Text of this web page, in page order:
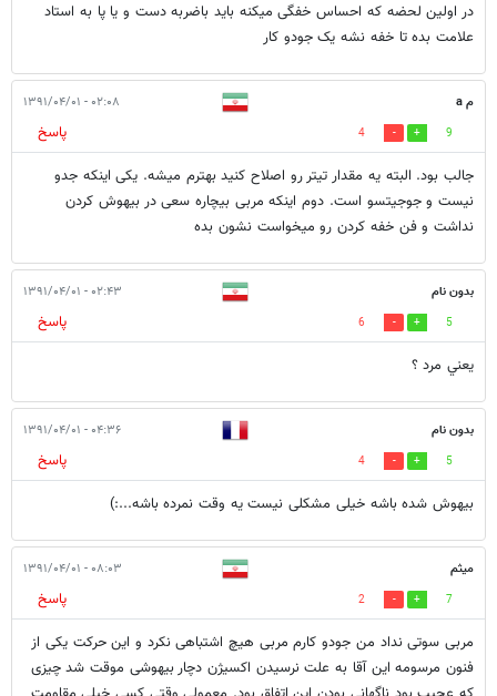
در اولین لحضه که احساس خفگی میکنه باید باضربه دست و یا پا به استاد
علامت بده تا خفه نشه یک جودو کار
م a ۰۲:۰۸ - ۱۳۹۱/۰۴/۰۱
9
4
پاسخ
جالب بود. البته یه مقدار تیتر رو اصلاح کنید بهترم میشه. یکی اینکه جدو
نیست و جوجیتسو است. دوم اینکه مربی بیچاره سعی در بیهوش کردن
نداشت و فن خفه کردن رو میخواست نشون بده
بدون نام ۰۲:۴۳ - ۱۳۹۱/۰۴/۰۱
5
6
پاسخ
يعني مرد ؟
بدون نام ۰۴:۳۶ - ۱۳۹۱/۰۴/۰۱
5
4
پاسخ
بیهوش شده باشه خیلی مشکلی نیست یه وقت نمرده باشه...:)
میثم ۰۸:۰۳ - ۱۳۹۱/۰۴/۰۱
7
2
پاسخ
مربی سوتی نداد من جودو کارم مربی هیچ اشتباهی نکرد و این حرکت یکی از
فنون مرسومه این آقا به علت نرسیدن اکسیژن دچار بیهوشی موقت شد چیزی